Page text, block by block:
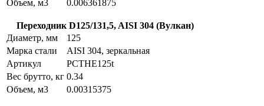
Объем, м3 0.006361875
Переходник D125/131,5, AISI 304 (Вулкан)
Диаметр, мм
125
Марка стали
AISI 304, зеркальная
Артикул
PCTHE125t
Вес брутто, кг 0.34
Объем, м3
0.00315375